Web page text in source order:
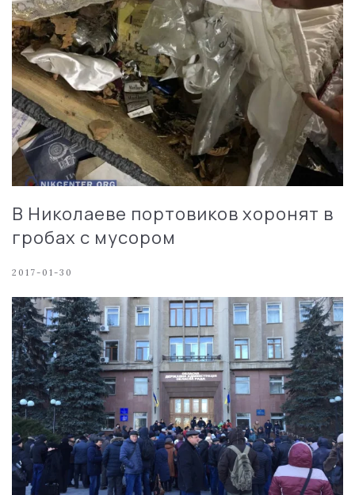
В Николаеве портовиков хоронят в
гробах с мусором
2017-01-30